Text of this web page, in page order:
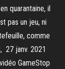
quarantaine, il
pas un jeu, ni
comme
27 janv. 2021
GameStop